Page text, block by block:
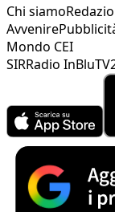
Chi siamo
Avvenire
Mondo CEI
SIRRadio InBlu